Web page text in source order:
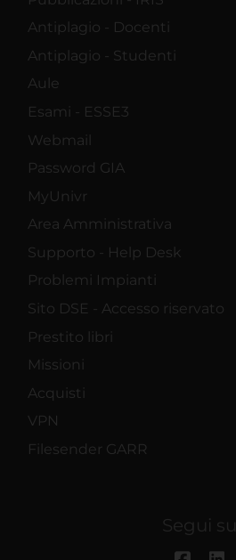
Antiplagio - Docenti
Antiplagio - Studenti
Aule
Esami - ESSE3
Webmail
Password GIA
MyUnivr
Area Amministrativa
Supporto - Help Desk
Problemi Impianti
Sito DSE - Accesso riservato
Prestito libri
Missioni
Acquisti
VPN
Filesender GARR
Segui su